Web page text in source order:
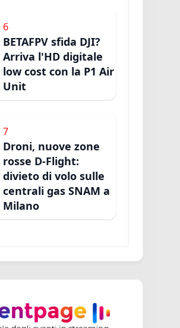
6
BETAFPV sfida DJI?
Arriva l'HD digitale
low cost con la P1 Air
Unit
7
Droni, nuove zone
rosse D-Flight:
divieto di volo sulle
centrali gas SNAM a
Milano